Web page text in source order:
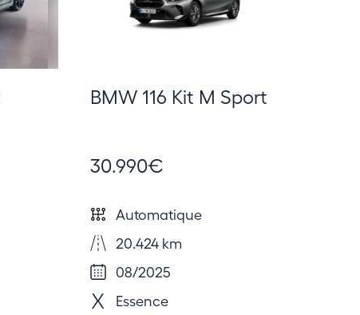
BMW 116 Kit M Sport
30.990€
Automatique
20.424 km
08/2025
Essence